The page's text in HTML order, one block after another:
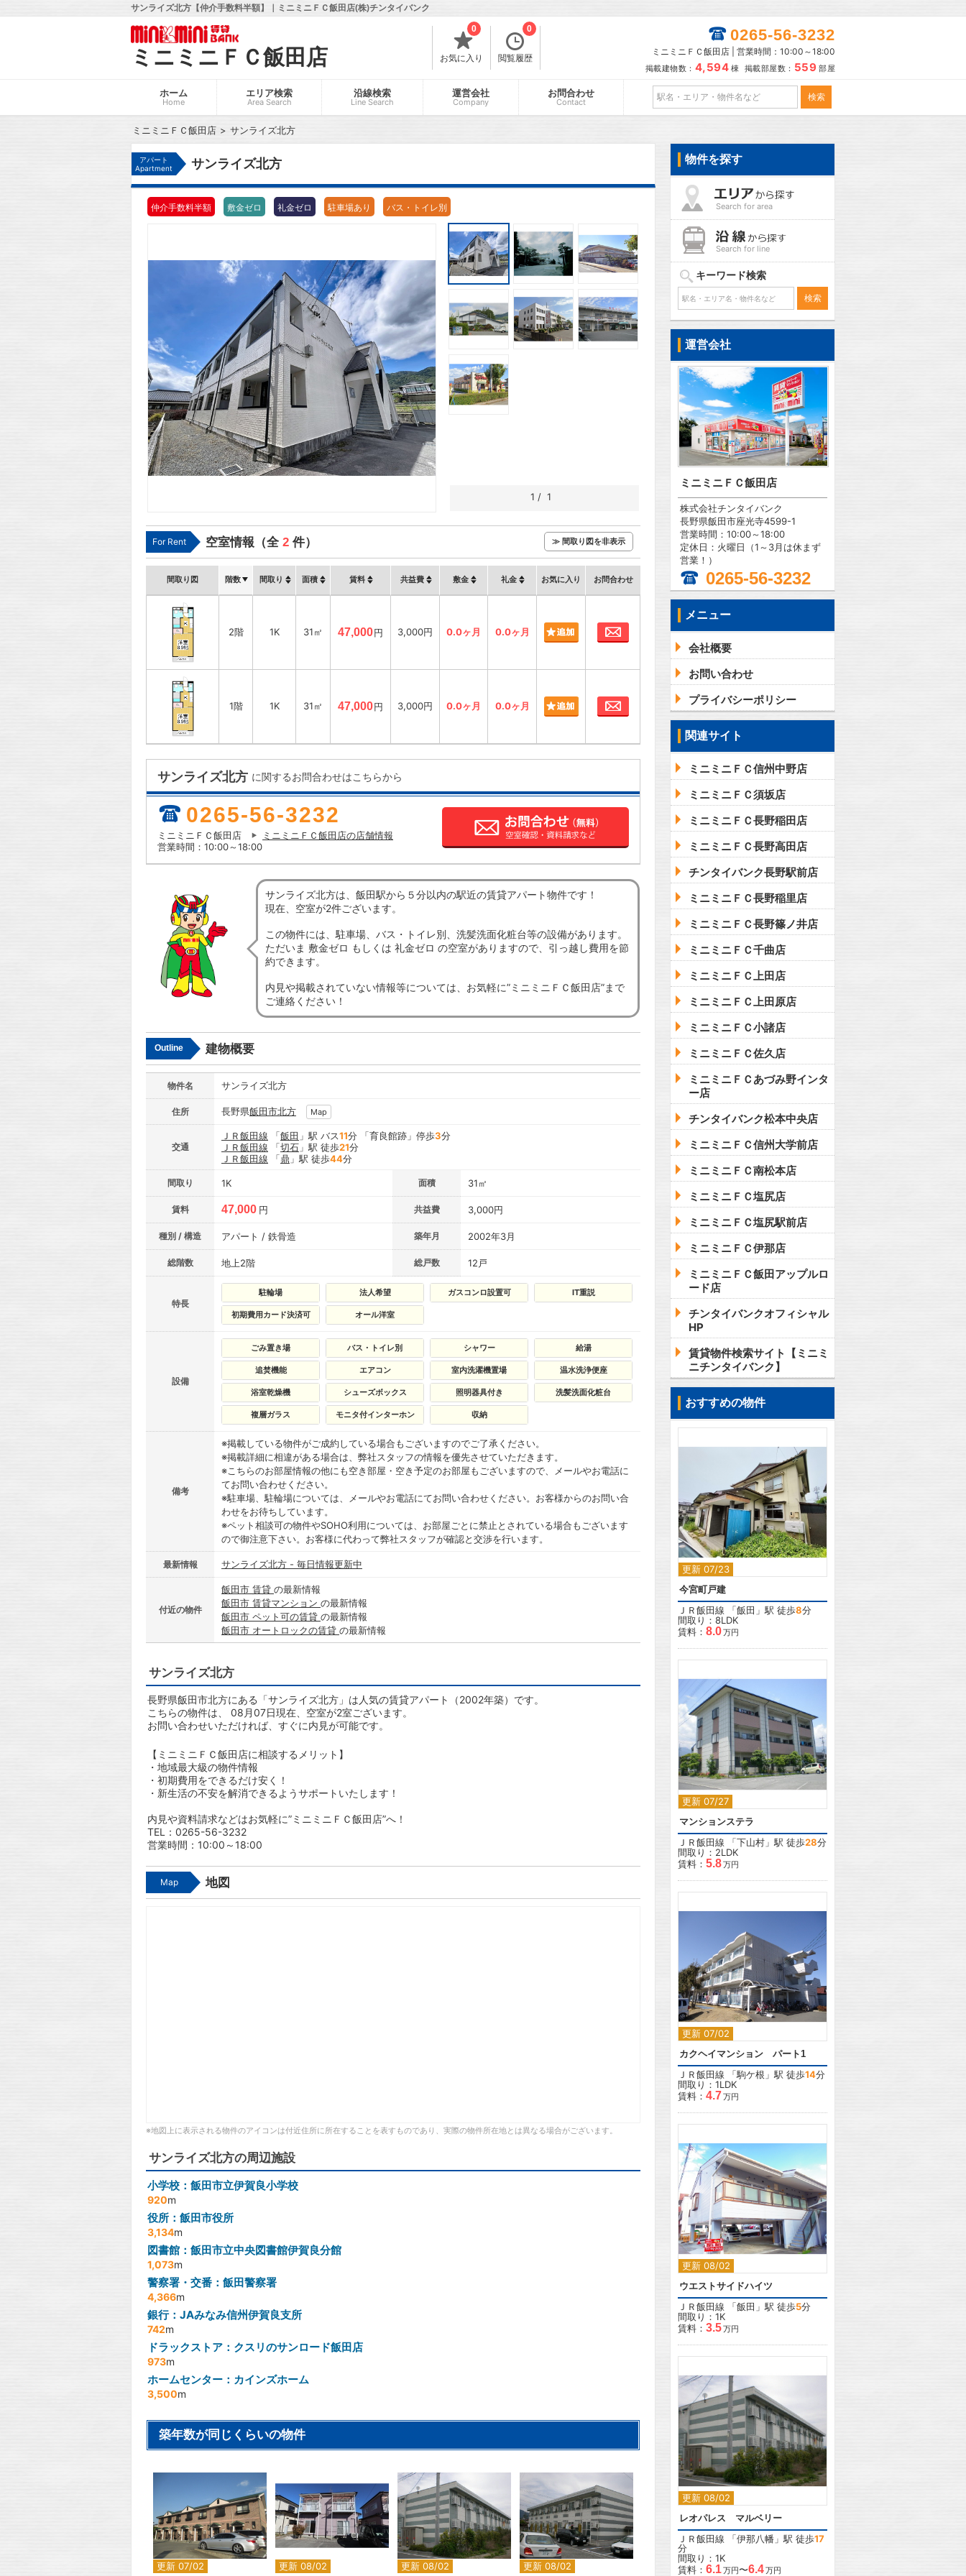
サンライズ北方【仲介手数料半額】｜ミニミニＦＣ飯田店(株)チンタイバンク
ミニミニＦＣ飯田店 お気に入り
0
閲覧履歴
0 0265-56-3232
ミニミニＦＣ飯田店 | 営業時間：10:00～18:00
掲載建物数： 4,594 棟 掲載部屋数： 559 部屋
ホーム
Home
エリア検索
Area Search
沿線検索
Line Search
運営会社
Company
お問合わせ
Contact
ミニミニＦＣ飯田店 サンライズ北方
アパート
Apartment
サンライズ北方
仲介手数料半額 敷金ゼロ 礼金ゼロ 駐車場あり バス・トイレ別
1 / 1
For Rent 空室情報（全 2 件） ≫ 間取り図を非表示
間取り図 階数 間取り 面積 賃料 共益費 敷金 礼金 お気に入り お問合わせ
2階 1K 31㎡ 47,000円 3,000円 0.0ヶ月 0.0ヶ月 お問合わせ
1階 1K 31㎡ 47,000円 3,000円 0.0ヶ月 0.0ヶ月 お問合わせ
サンライズ北方 に関するお問合わせはこちらから
0265-56-3232
ミニミニＦＣ飯田店
ミニミニＦＣ飯田店の店舗情報
営業時間：10:00～18:00
サンライズ北方は、飯田駅から５分以内の駅近の賃貸アパート物件です！
現在、空室が2件ございます。
この物件には、駐車場、バス・トイレ別、洗髪洗面化粧台等の設備があります。
ただいま 敷金ゼロ もしくは 礼金ゼロ の空室がありますので、引っ越し費用を節
約できます。
内見や掲載されていない情報等については、お気軽に”ミニミニＦＣ飯田店”まで
ご連絡ください！
Outline 建物概要
物件名 サンライズ北方
住所 長野県飯田市北方 Map
交通
ＪＲ飯田線 「飯田 」駅 バス11分 「育良館跡」停歩3分
ＪＲ飯田線 「切石 」駅 徒歩21分
ＪＲ飯田線 「鼎 」駅 徒歩44分
間取り 1K 面積 31㎡
賃料 47,000 円 共益費 3,000円
種別 / 構造 アパート / 鉄骨造 築年月 2002年3月
総階数 地上2階 総戸数 12戸
特長
駐輪場 法人希望 ガスコンロ設置可 IT重説
初期費用カード決済可 オール洋室
設備
ごみ置き場 バス・トイレ別 シャワー 給湯
追焚機能 エアコン 室内洗濯機置場 温水洗浄便座
浴室乾燥機 シューズボックス 照明器具付き 洗髪洗面化粧台
複層ガラス モニタ付インターホン 収納
備考
※掲載している物件がご成約している場合もございますのでご了承ください。
※掲載詳細に相違がある場合は、弊社スタッフの情報を優先させていただきます。
※こちらのお部屋情報の他にも空き部屋・空き予定のお部屋もございますので、メールやお電話に
てお問い合わせください。
※駐車場、駐輪場については、メールやお電話にてお問い合わせください。お客様からのお問い合
わせをお待ちしています。
※ペット相談可の物件やSOHO利用については、お部屋ごとに禁止とされている場合もございます
ので御注意下さい。お客様に代わって弊社スタッフが確認と交渉を行います。
最新情報 サンライズ北方 - 毎日情報更新中
付近の物件
飯田市 賃貸 の最新情報
飯田市 賃貸マンション の最新情報
飯田市 ペット可の賃貸 の最新情報
飯田市 オートロックの賃貸 の最新情報
サンライズ北方
長野県飯田市北方にある「サンライズ北方」は人気の賃貸アパート（2002年築）です。
こちらの物件は、 08月07日現在、空室が2室ございます。
お問い合わせいただければ、すぐに内見が可能です。
【ミニミニＦＣ飯田店に相談するメリット】
・地域最大級の物件情報
・初期費用をできるだけ安く！
・新生活の不安を解消できるようサポートいたします！
内見や資料請求などはお気軽に”ミニミニＦＣ飯田店”へ！
TEL：0265-56-3232
営業時間：10:00～18:00
Map 地図
※地図上に表示される物件のアイコンは付近住所に所在することを表すものであり、実際の物件所在地とは異なる場合がございます。
サンライズ北方の周辺施設
小学校：飯田市立伊賀良小学校
920m
役所：飯田市役所
3,134m
図書館：飯田市立中央図書館伊賀良分館
1,073m
警察署・交番：飯田警察署
4,366m
銀行：JAみなみ信州伊賀良支所
742m
ドラックストア：クスリのサンロード飯田店
973m
ホームセンター：カインズホーム
3,500m
築年数が同じくらいの物件
更新 07/02
2
更新 08/02
2
更新 08/02
2
更新 08/02
2
物件を探す
Search for area
Search for line
キーワード検索
運営会社
ミニミニＦＣ飯田店
株式会社チンタイバンク
長野県飯田市座光寺4599-1
営業時間：10:00～18:00
定休日：火曜日（1～3月は休まず
営業！）
0265-56-3232
メニュー
会社概要
お問い合わせ
プライバシーポリシー
関連サイト
ミニミニＦＣ信州中野店
ミニミニＦＣ須坂店
ミニミニＦＣ長野稲田店
ミニミニＦＣ長野高田店
チンタイバンク長野駅前店
ミニミニＦＣ長野稲里店
ミニミニＦＣ長野篠ノ井店
ミニミニＦＣ千曲店
ミニミニＦＣ上田店
ミニミニＦＣ上田原店
ミニミニＦＣ小諸店
ミニミニＦＣ佐久店
ミニミニＦＣあづみ野インタ
ー店
チンタイバンク松本中央店
ミニミニＦＣ信州大学前店
ミニミニＦＣ南松本店
ミニミニＦＣ塩尻店
ミニミニＦＣ塩尻駅前店
ミニミニＦＣ伊那店
ミニミニＦＣ飯田アップルロ
ード店
チンタイバンクオフィシャル
HP
賃貸物件検索サイト【ミニミ
ニチンタイバンク】
おすすめの物件
更新 07/23
2
今宮町戸建
ＪＲ飯田線 「飯田 」駅 徒歩8分
間取り：8LDK
賃料： 8.0万円
更新 07/27
マンションステラ
ＪＲ飯田線 「下山村 」駅 徒歩28分
間取り：2LDK
賃料： 5.8万円
更新 07/02
2
カクヘイマンション パート1
ＪＲ飯田線 「駒ケ根 」駅 徒歩14分
間取り：1LDK
賃料： 4.7万円
更新 08/02
ウエストサイドハイツ
ＪＲ飯田線 「飯田 」駅 徒歩5分
間取り：1K
賃料： 3.5万円
更新 08/02
2 2
レオパレス マルベリー
ＪＲ飯田線 「伊那八幡 」駅 徒歩17
分
間取り：1K
賃料： 6.1万円〜6.4万円